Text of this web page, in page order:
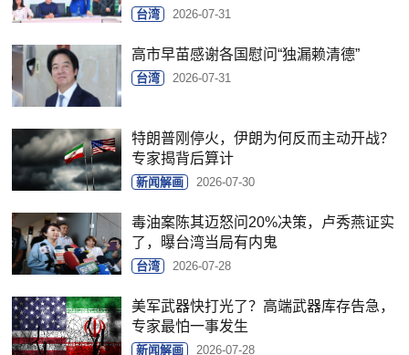
台湾 2026-07-31
高市早苗感谢各国慰问“独漏赖清德”
台湾 2026-07-31
特朗普刚停火，伊朗为何反而主动开战？
专家揭背后算计
新闻解画 2026-07-30
毒油案陈其迈怒问20%决策，卢秀燕证实
了，曝台湾当局有内鬼
台湾 2026-07-28
美军武器快打光了？高端武器库存告急，
专家最怕一事发生
新闻解画 2026-07-28